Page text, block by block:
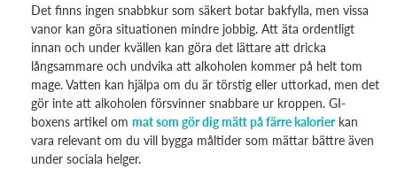
Det finns ingen snabbkur som säkert botar bakfylla, men vissa
vanor kan göra situationen mindre jobbig. Att äta ordentligt
innan och under kvällen kan göra det lättare att dricka
långsammare och undvika att alkoholen kommer på helt tom
mage. Vatten kan hjälpa om du är törstig eller uttorkad, men det
gör inte att alkoholen försvinner snabbare ur kroppen. GI-
boxens artikel om mat som gör dig mätt på färre kalorierkan
vara relevant om du vill bygga måltider som mättar bättre även
under sociala helger.